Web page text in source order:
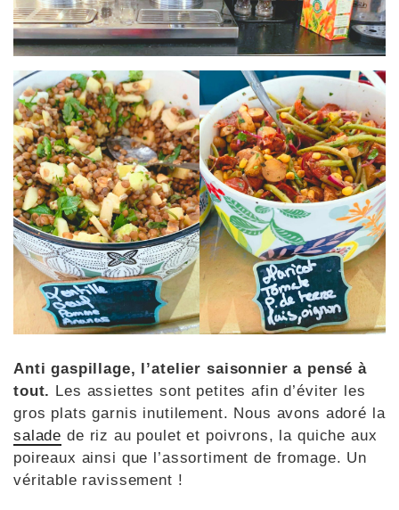
Anti gaspillage, l’atelier saisonnier a pensé à
tout. Les assiettes sont petites afin d’éviter les
gros plats garnis inutilement. Nous avons adoré la
salade de riz au poulet et poivrons, la quiche aux
poireaux ainsi que l’assortiment de fromage. Un
véritable ravissement !